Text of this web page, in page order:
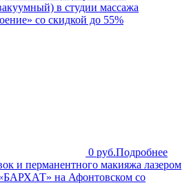
в студии массажа
со скидкой до 55%
0 руб.Подробнее
и перманентного макияжа лазером
на Афонтовском со